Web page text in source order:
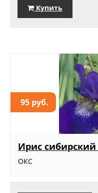
Купить
95 руб.
Ирис
ОКС